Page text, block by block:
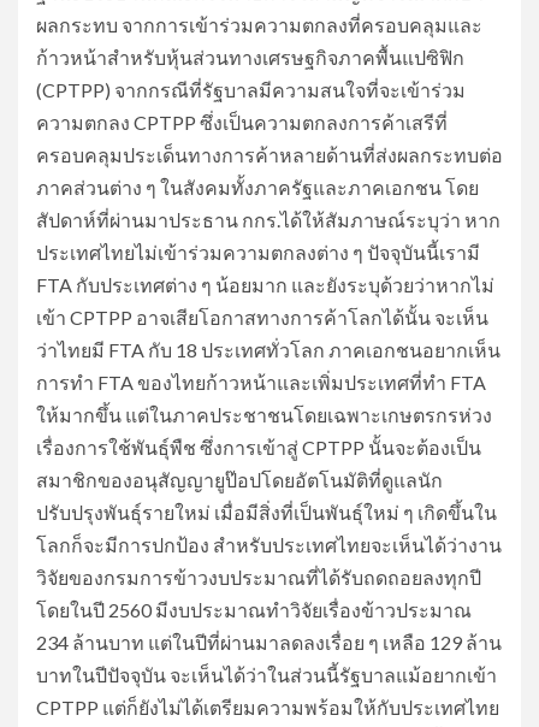
ผลกระทบ จากการเข้าร่วมความตกลงที่ครอบคลุมและ
ก้าวหน้าสำหรับหุ้นส่วนทางเศรษฐกิจภาคพื้นแปซิฟิก
(CPTPP) จากกรณีที่รัฐบาลมีความสนใจที่จะเข้าร่วม
ความตกลง CPTPP ซึ่งเป็นความตกลงการค้าเสรีที่
ครอบคลุมประเด็นทางการค้าหลายด้านที่ส่งผลกระทบต่อ
ภาคส่วนต่าง ๆ ในสังคมทั้งภาครัฐและภาคเอกชน โดย
สัปดาห์ที่ผ่านมาประธาน กกร.ได้ให้สัมภาษณ์ระบุว่า หาก
ประเทศไทยไม่เข้าร่วมความตกลงต่าง ๆ ปัจจุบันนี้เรามี
FTA กับประเทศต่าง ๆ น้อยมาก และยังระบุด้วยว่าหากไม่
เข้า CPTPP อาจเสียโอกาสทางการค้าโลกได้นั้น จะเห็น
ว่าไทยมี FTA กับ 18 ประเทศทั่วโลก ภาคเอกชนอยากเห็น
การทำ FTA ของไทยก้าวหน้าและเพิ่มประเทศที่ทำ FTA
ให้มากขึ้น แต่ในภาคประชาชนโดยเฉพาะเกษตรกรห่วง
เรื่องการใช้พันธุ์พืช ซึ่งการเข้าสู่ CPTPP นั้นจะต้องเป็น
สมาชิกของอนุสัญญายูป๊อปโดยอัตโนมัติที่ดูแลนัก
ปรับปรุงพันธุ์รายใหม่ เมื่อมีสิ่งที่เป็นพันธุ์ใหม่ ๆ เกิดขึ้นใน
โลกก็จะมีการปกป้อง สำหรับประเทศไทยจะเห็นได้ว่างาน
วิจัยของกรมการข้าวงบประมาณที่ได้รับถดถอยลงทุกปี
โดยในปี 2560 มีงบประมาณทำวิจัยเรื่องข้าวประมาณ
234 ล้านบาท แต่ในปีที่ผ่านมาลดลงเรื่อย ๆ เหลือ 129 ล้าน
บาทในปีปัจจุบัน จะเห็นได้ว่าในส่วนนี้รัฐบาลแม้อยากเข้า
CPTPP แต่ก็ยังไม่ได้เตรียมความพร้อมให้กับประเทศไทย